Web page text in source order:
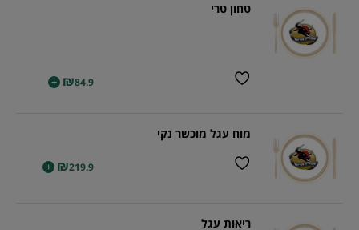
טחון טרי
₪84.9
+
מוח עגל מוכשר נקי
₪219.9
+
ריאות עגל